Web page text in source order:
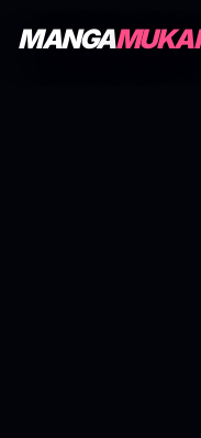
MANGAMUKAI